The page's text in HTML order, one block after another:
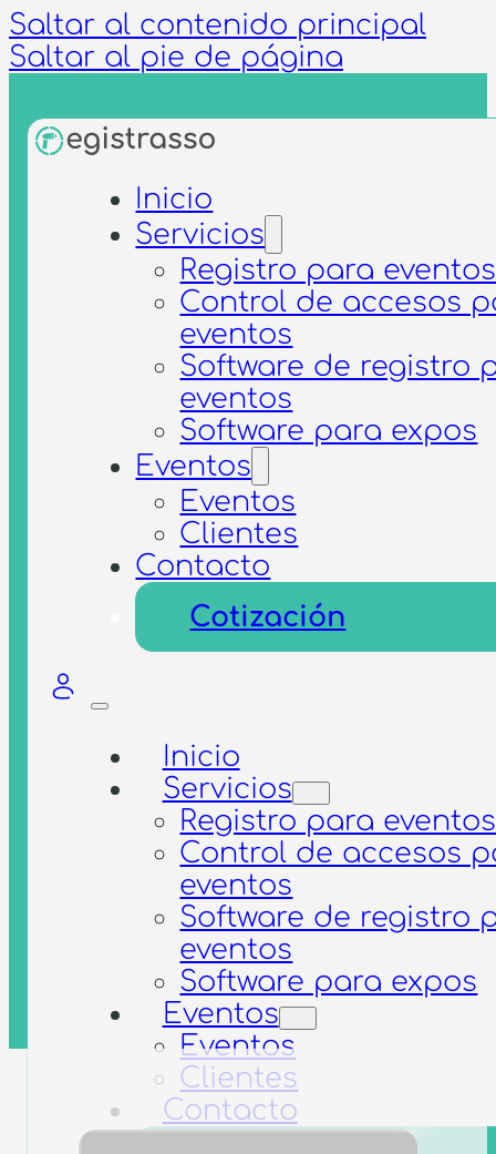
Saltar al contenido principal
Saltar al pie de página
Inicio
Servicios
Registro para eventos
Control de accesos
eventos
Software de registro
eventos
Software para expos
Eventos
Eventos
Clientes
Contacto
Cotización
Inicio
Servicios
Registro para eventos
Control de accesos
eventos
Software de registro
eventos
Software para expos
Eventos
Eventos
Clientes
Contacto
North
Capital
Forum